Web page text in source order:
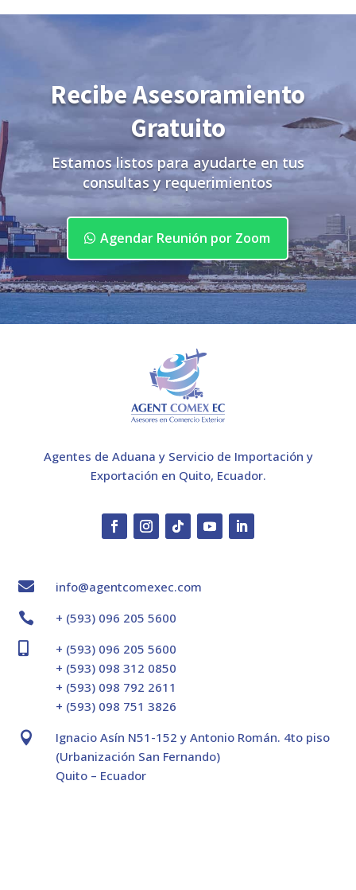
Recibe Asesoramiento
Gratuito
Estamos listos para ayudarte en tus
consultas y requerimientos
Agendar Reunión por Zoom
Agentes de Aduana y Servicio de Importación y
Exportación en Quito, Ecuador.

info@agentcomexec.com

+ (593) 096 205 5600

+ (593) 096 205 5600
+ (593) 098 312 0850
+ (593) 098 792 2611
+ (593) 098 751 3826

Ignacio Asín N51-152 y Antonio Román. 4to piso
(Urbanización San Fernando)
Quito – Ecuador